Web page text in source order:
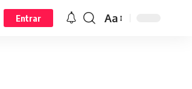
Entrar Aa